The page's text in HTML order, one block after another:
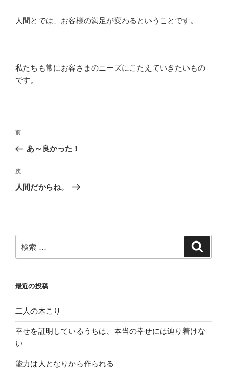
人間とでは、お客様の満足が変わるということです。
私たちも常にお客さまのニーズにこたえていきたいもの
です。
投
ビ
ゲ
ン
過
去
投
稿
前
あ～良かった！
次
の
次
人間だからね。
索:
最近の投稿
二人の木こり
幸せを証明しているうちは、本当の幸せには辿り着けな
い
能力は人となりから作られる